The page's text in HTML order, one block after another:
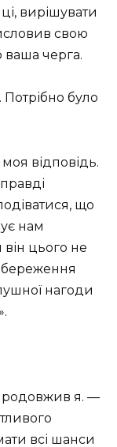
вирішувати
свою
черга.
було
відповідь.
що
нам
цього не
нагоди
я. —
всі шанси